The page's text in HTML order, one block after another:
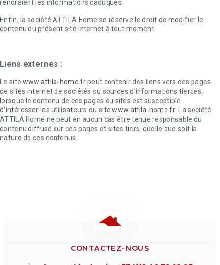
rendraient les informations caduques.
Enfin, la société ATTILA Home se réserve le droit de modifier le
contenu du présent site internet à tout moment.
Liens externes :
Le sitewww.attila-home.frpeut contenir des liens vers des pages
de sites internet de sociétés ou sources d’informations tierces,
lorsque le contenu de ces pages ou sites est susceptible
d’intéresser les utilisateurs du sitewww.attila-home.fr. La société
ATTILA Home ne peut en aucun cas être tenue responsable du
contenu diffusé sur ces pages et sites tiers, quelle que soit la
nature de ces contenus.
CONTACTEZ-NOUS